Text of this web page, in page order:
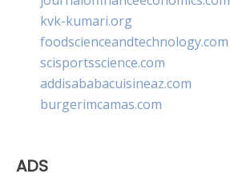
kvk-kumari.org
foodscienceandtechnology.com
scisportsscience.com
addisababacuisineaz.com
burgerimcamas.com
ADS